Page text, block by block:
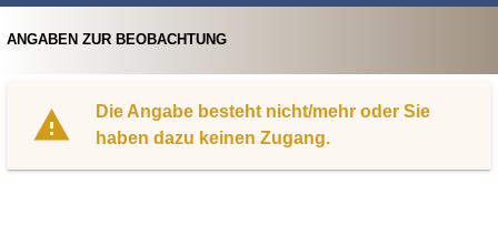
ANGABEN ZUR BEOBACHTUNG
Die Angabe besteht nicht/mehr oder Sie
haben dazu keinen Zugang.